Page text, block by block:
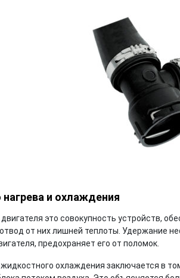
и охлаждения
это совокупность устройств,
от них лишней теплоты. Удержание
предохраняет его от поломок.
охлаждения заключается в